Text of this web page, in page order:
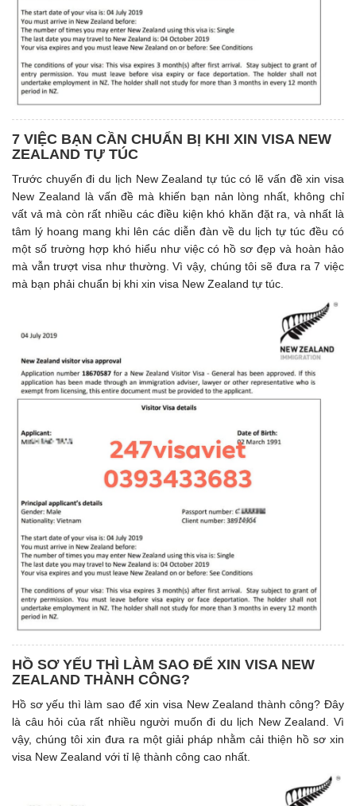
7 VIỆC BẠN CẦN CHUẨN BỊ KHI XIN VISA NEW
ZEALAND TỰ TÚC
Trước chuyến đi du lịch New Zealand tự túc có lẽ vấn đề xin visa
New Zealand là vấn đề mà khiến bạn nản lòng nhất, không chỉ
vất vả mà còn rất nhiều các điều kiện khó khăn đặt ra, và nhất là
tâm lý hoang mang khi lên các diễn đàn về du lịch tự túc đều có
một số trường hợp khó hiểu như việc có hồ sơ đẹp và hoàn hảo
mà vẫn trượt visa như thường. Vì vậy, chúng tôi sẽ đưa ra 7 việc
mà bạn phải chuẩn bị khi xin visa New Zealand tự túc.
HỒ SƠ YẾU THÌ LÀM SAO ĐỂ XIN VISA NEW
ZEALAND THÀNH CÔNG?
Hồ sơ yếu thì làm sao để xin visa New Zealand thành công? Đây
là câu hỏi của rất nhiều người muốn đi du lịch New Zealand. Vì
vậy, chúng tôi xin đưa ra một giải pháp nhằm cải thiện hồ sơ xin
visa New Zealand với tỉ lệ thành công cao nhất.